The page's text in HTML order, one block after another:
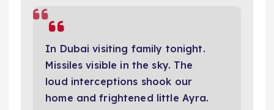
In Dubai visiting family tonight.
Missiles visible in the sky. The
loud interceptions shook our
home and frightened little Ayra.